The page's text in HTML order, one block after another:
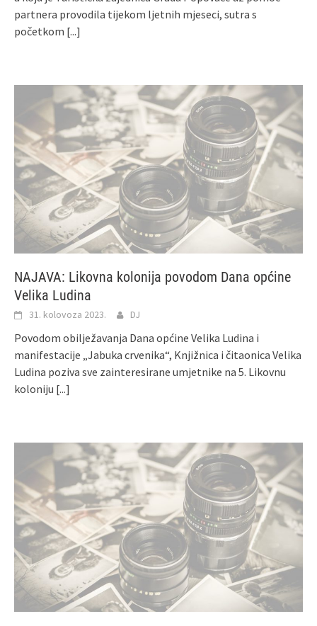
partnera provodila tijekom ljetnih mjeseci, sutra s
početkom [...]
NAJAVA: Likovna kolonija povodom Dana općine
Velika Ludina
31. kolovoza 2023. DJ
Povodom obilježavanja Dana općine Velika Ludina i
manifestacije „Jabuka crvenika“, Knjižnica i čitaonica Velika
Ludina poziva sve zainteresirane umjetnike na 5. Likovnu
koloniju [...]